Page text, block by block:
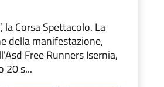
la Corsa Spettacolo. La
della manifestazione,
Free Runners Isernia,
20 s...